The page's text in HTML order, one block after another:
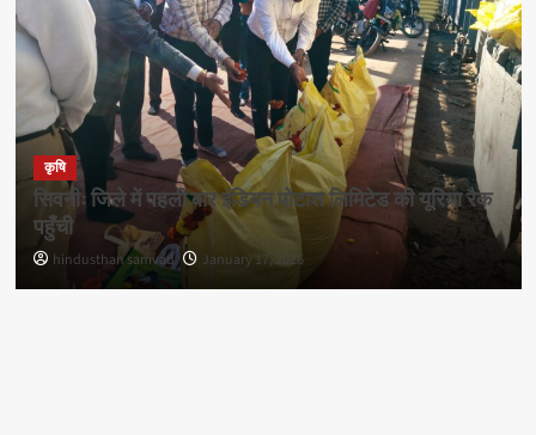
कृषि
सिवनीः जिले में पहली बार इंडियन पोटाश लिमिटेड की यूरिया रैक
पहुँची
hindusthan samvad January 17, 2026